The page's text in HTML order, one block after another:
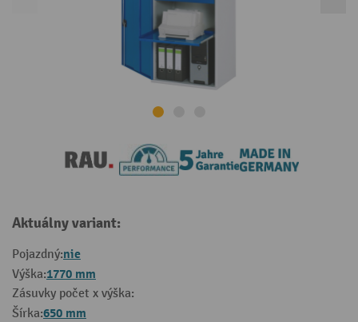
Aktuálny variant:
Pojazdný:nie
Výška:1770 mm
Zásuvky počet x výška:
Šírka:650 mm